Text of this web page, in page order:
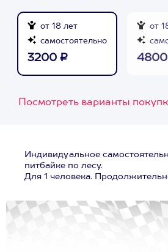
от 18 лет
самостоятельно
3200 ₽
от
Посмотреть варианты
Индивидуальное
питбайке по лесу.
Для 1 человека.